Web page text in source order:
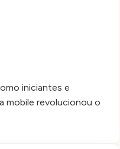
iniciantes e
mobile revolucionou o